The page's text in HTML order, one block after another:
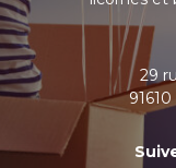
29